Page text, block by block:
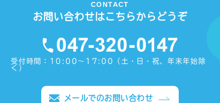
CONTACT
お問い合わせはこちらからどうぞ
受付時間：10:00〜17:00（土・日・祝、年末年始除
く）
メールでのお問い合わせ